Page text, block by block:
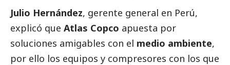
Julio Hernández, gerente general en Perú,
explicó que Atlas Copco apuesta por
soluciones amigables con el medio ambiente,
por ello los equipos y compresores con los que